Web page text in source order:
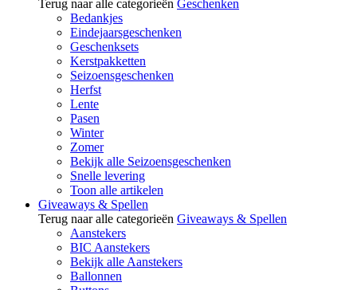
Terug naar alle categorieën Geschenken
Bedankjes
Eindejaarsgeschenken
Geschenksets
Kerstpakketten
Seizoensgeschenken
Herfst
Lente
Pasen
Winter
Zomer
Bekijk alle Seizoensgeschenken
Snelle levering
Toon alle artikelen
Giveaways & Spellen
Terug naar alle categorieën Giveaways & Spellen
Aanstekers
BIC Aanstekers
Bekijk alle Aanstekers
Ballonnen